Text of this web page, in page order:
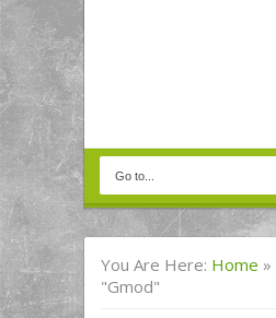
You Are Here: Home »
"Gmod"